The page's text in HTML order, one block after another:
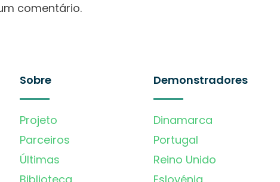
comentário.
Sobre
Projeto
Parceiros
Últimas
Demonstradores
Dinamarca
Portugal
Reino Unido